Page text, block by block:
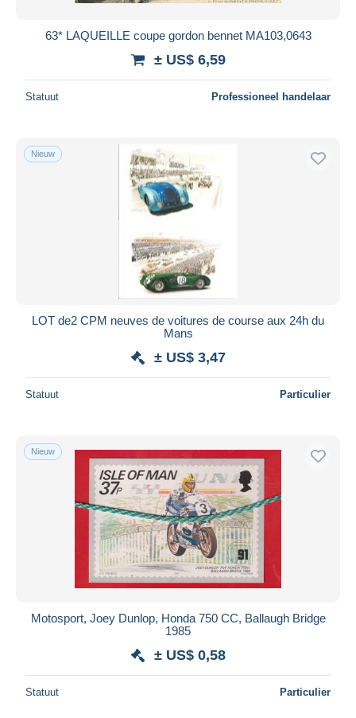
63* LAQUEILLE coupe gordon bennet MA103,0643
± US$ 6,59
Statuut Professioneel handelaar
Nieuw
LOT de2 CPM neuves de voitures de course aux 24h du
Mans
± US$ 3,47
Statuut Particulier
Nieuw
Motosport, Joey Dunlop, Honda 750 CC, Ballaugh Bridge
1985
± US$ 0,58
Statuut Particulier